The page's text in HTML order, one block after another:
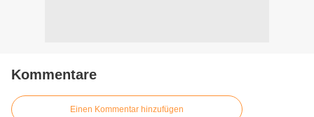
Kommentare
Einen Kommentar hinzufügen